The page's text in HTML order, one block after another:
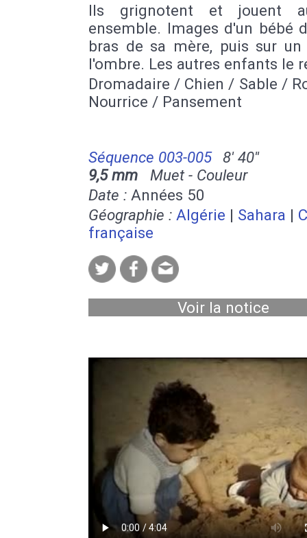
Ils grignotent et jouent
ensemble. Images d'un bébé
bras de sa mère, puis sur
l'ombre. Les autres enfants le
Dromadaire / Chien / Sable /
Nourrice / Pansement
Séquence 003-005
8' 40''
9,5 mm Muet - Couleur
Date : Années 50
Géographie : Algérie | Sahara |
française
Voir la notice